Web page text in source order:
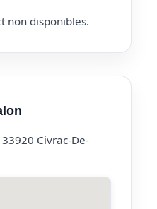
non disponibles.
Civrac-De-